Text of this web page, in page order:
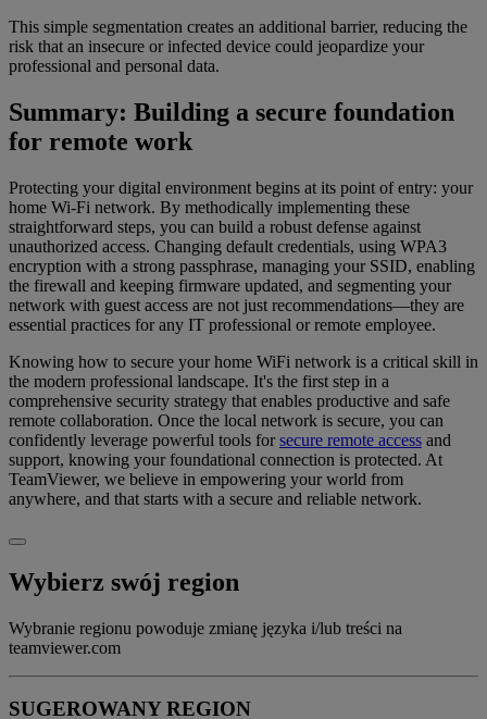
This simple segmentation creates an additional barrier, reducing the
risk that an insecure or infected device could jeopardize your
professional and personal data.
Summary: Building a secure foundation
for remote work
Protecting your digital environment begins at its point of entry: your
home Wi-Fi network. By methodically implementing these
straightforward steps, you can build a robust defense against
unauthorized access. Changing default credentials, using WPA3
encryption with a strong passphrase, managing your SSID, enabling
the firewall and keeping firmware updated, and segmenting your
network with guest access are not just recommendations—they are
essential practices for any IT professional or remote employee.
Knowing how to secure your home WiFi network is a critical skill in
the modern professional landscape. It's the first step in a
comprehensive security strategy that enables productive and safe
remote collaboration. Once the local network is secure, you can
confidently leverage powerful tools forsecure remote access and
support, knowing your foundational connection is protected. At
TeamViewer, we believe in empowering your world from
anywhere, and that starts with a secure and reliable network.
Wybierz swój region
Wybranie regionu powoduje zmianę języka i/lub treści na
teamviewer.com
SUGEROWANY REGION